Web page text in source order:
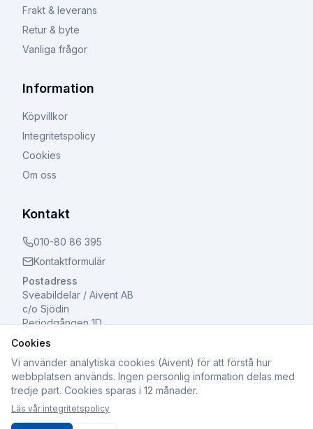
Frakt & leverans
Retur & byte
Vanliga frågor
Information
Köpvillkor
Integritetspolicy
Cookies
Om oss
Kontakt
010-80 86 395
Kontaktformulär
Postadress
Sveabildelar / Aivent AB
c/o Sjödin
Periodgången 1D
611 37 Nyköping
©2026Sveabildelar / Aivent AB. Alla rättigheter
Cookies
Vi använder analytiska cookies (Aivent) för att förstå hur
webbplatsen används. Ingen personlig information delas med
tredje part. Cookies sparas i 12 månader.
Läs vår integritetspolicy